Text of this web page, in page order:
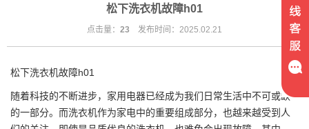
松下洗衣机故障h01
点击量： 23 发布时间：2025.02.21
松下洗衣机故障h01
随着科技的不断进步，家用电器已经成为我们日常生活中不可或缺
的一部分。而洗衣机作为家电中的重要组成部分，也越来越受到人